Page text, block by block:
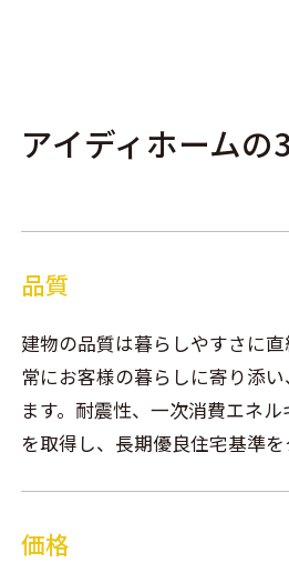
アイディホームの
品質
建物の品質は暮らしやすさに直
常にお客様の暮らしに寄り添
ます。耐震性、一次消費エネ
を取得し、長期優良住宅基準を
価格